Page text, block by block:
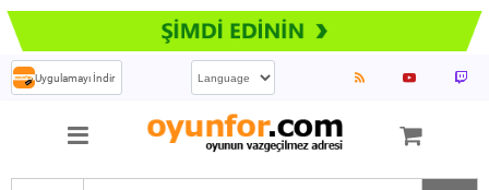
Uygulamayı İndir